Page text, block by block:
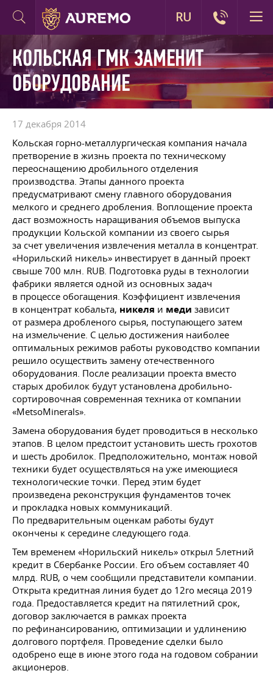
КОЛЬСКАЯ ГМК ЗАМЕНИТ
ОБОРУДОВАНИЕ
17 декабря 2014
Кольская горно-металлургическая компания начала
претворение в жизнь проекта по техническому
переоснащению дробильного отделения
производства. Этапы данного проекта
предусматривают смену главного оборудования
мелкого и среднего дробления. Воплощение проекта
даст возможность наращивания объемов выпуска
продукции Кольской компании из своего сырья
за счет увеличения извлечения металла в концентрат.
«Норильский никель» инвестирует в данный проект
свыше 700 млн. RUB. Подготовка руды в технологии
фабрики является одной из основных задач
в процессе обогащения. Коэффициент извлечения
в концентрат кобальта, никеля и меди зависит
от размера дробленого сырья, поступающего затем
на измельчение. С целью достижения наиболее
оптимальных режимов работы руководство компании
решило осуществить замену отечественного
оборудования. После реализации проекта вместо
старых дробилок будут установлена дробильно-
сортировочная современная техника от компании
«MetsoMinerals».
Замена оборудования будет проводиться в несколько
этапов. В целом предстоит установить шесть грохотов
и шесть дробилок. Предположительно, монтаж новой
техники будет осуществляться на уже имеющиеся
технологические точки. Перед этим будет
произведена реконструкция фундаментов точек
и прокладка новых коммуникаций.
По предварительным оценкам работы будут
окончены к середине следующего года.
Тем временем «Норильский никель» открыл 5летний
кредит в Сбербанке России. Его объем составляет 40
млрд. RUB, о чем сообщили представители компании.
Открыта кредитная линия будет до 12го месяца 2019
года. Предоставляется кредит на пятилетний срок,
договор заключается в рамках проекта
по рефинансированию, оптимизации и удлинению
долгового портфеля. Проведение сделки было
одобрено еще в июне этого года на годовом собрании
акционеров.
RU